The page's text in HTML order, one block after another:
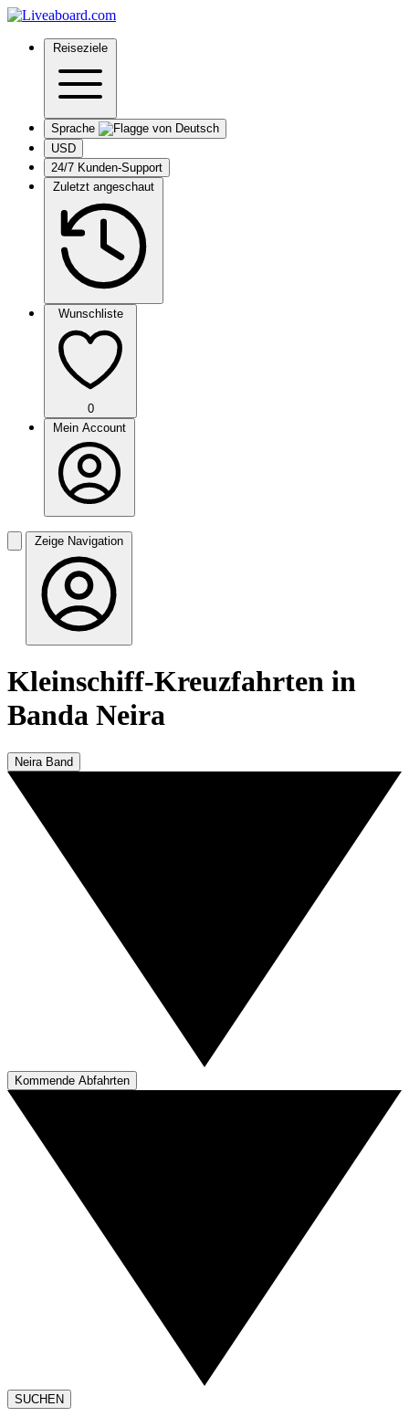
Reiseziele
Sprache
USD
24/7 Kunden-Support
Zuletzt angeschaut
Wunschliste
0
Mein Account
Zeige Navigation
Kleinschiff-Kreuzfahrten in
Banda Neira
Neira Band
Kommende Abfahrten
SUCHEN